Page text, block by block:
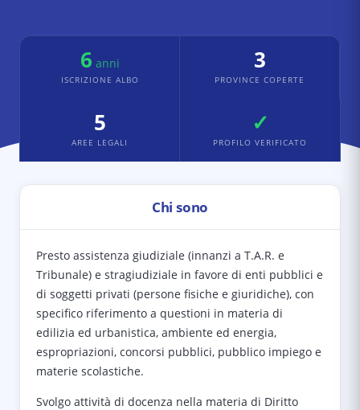
6 anni
ISCRIZIONE ALBO
3
PROVINCE COPERTE
5
AREE LEGALI
✓
PROFILO VERIFICATO
Chi sono
Presto assistenza giudiziale (innanzi a T.A.R. e
Tribunale) e stragiudiziale in favore di enti pubblici e
di soggetti privati (persone fisiche e giuridiche), con
specifico riferimento a questioni in materia di
edilizia ed urbanistica, ambiente ed energia,
espropriazioni, concorsi pubblici, pubblico impiego e
materie scolastiche.
Svolgo attività di docenza nella materia di Diritto